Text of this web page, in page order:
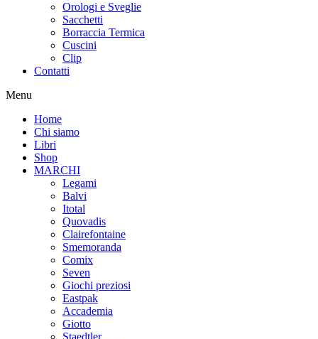
Orologi e Sveglie
Sacchetti
Borraccia Termica
Cuscini
Clip
Contatti
Menu
Home
Chi siamo
Libri
Shop
MARCHI
Legami
Balvi
Itotal
Quovadis
Clairefontaine
Smemoranda
Comix
Seven
Giochi preziosi
Eastpak
Accademia
Giotto
Staedtler